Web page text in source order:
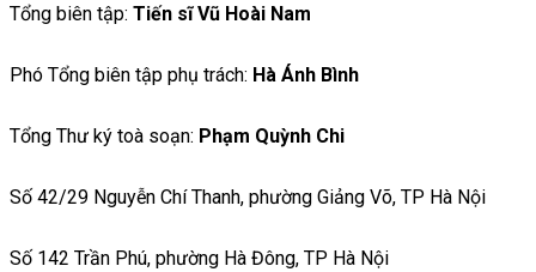
Tổng biên tập: Tiến sĩ Vũ Hoài Nam
Phó Tổng biên tập phụ trách: Hà Ánh Bình
Tổng Thư ký toà soạn: Phạm Quỳnh Chi
Số 42/29 Nguyễn Chí Thanh, phường Giảng Võ, TP Hà Nội
Số 142 Trần Phú, phường Hà Đông, TP Hà Nội